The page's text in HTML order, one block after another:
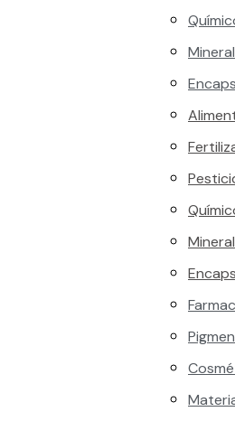
Mineral
Mineral